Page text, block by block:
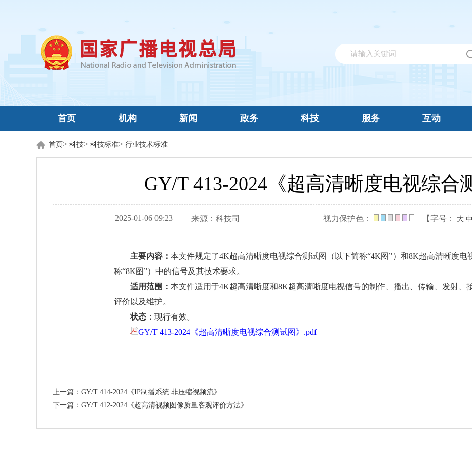
首页 机构 新闻 政务 科技 服务 互动
首页> 科技> 科技标准> 行业技术标准
GY/T 413-2024《超高清晰度电视综合
2025-01-06 09:23 来源： 科技司 视力保护色： 【字号： 大 中
主要内容： 本文件规定了4K超高清晰度电视综合测试图（以下简称“4K图”）和8K超高清晰度电
称“8K图”）中的信号及其技术要求。
适用范围： 本文件适用于4K超高清晰度和8K超高清晰度电视信号的制作、播出、传输、发射、
评价以及维护。
状态： 现行有效。
GY/T 413-2024《超高清晰度电视综合测试图》.pdf
上一篇：GY/T 414-2024《IP制播系统 非压缩视频流》
下一篇：GY/T 412-2024《超高清视频图像质量客观评价方法》